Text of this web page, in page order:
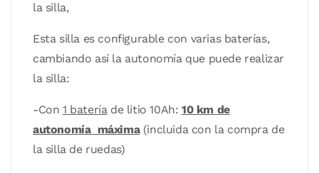
la silla,
Esta silla es configurable con varias baterías,
cambiando así la autonomía que puede realizar
la silla:
-Con 1 bateríade litio 10Ah:10 km de
autonomía máxima(incluida con la compra de
la silla de ruedas)